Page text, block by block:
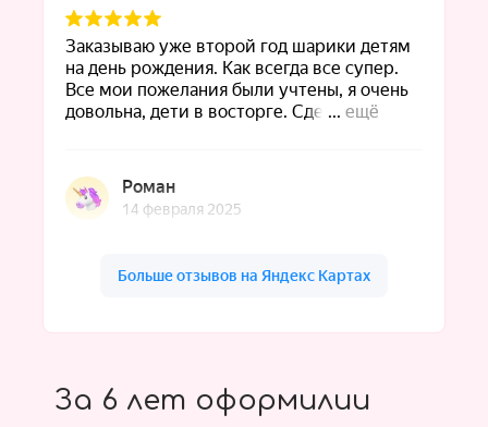
За 6 лет оформилии